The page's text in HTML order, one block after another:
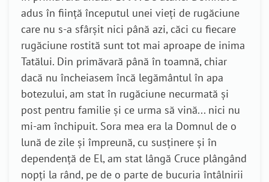
adus în ființă începutul unei vieți de rugăciune
care nu s-a sfârșit nici până azi, căci cu fiecare
rugăciune rostită sunt tot mai aproape de inima
Tatălui. Din primăvară până în toamnă, chiar
dacă nu încheiasem încă legământul în apa
botezului, am stat în rugăciune necurmată și
post pentru familie și ce urma să vină... nici nu
mi-am închipuit. Sora mea era la Domnul de o
lună de zile și împreună, cu susținere și în
dependență de El, am stat lângă Cruce plângând
nopți la rând, pe de o parte de bucuria întâlnirii